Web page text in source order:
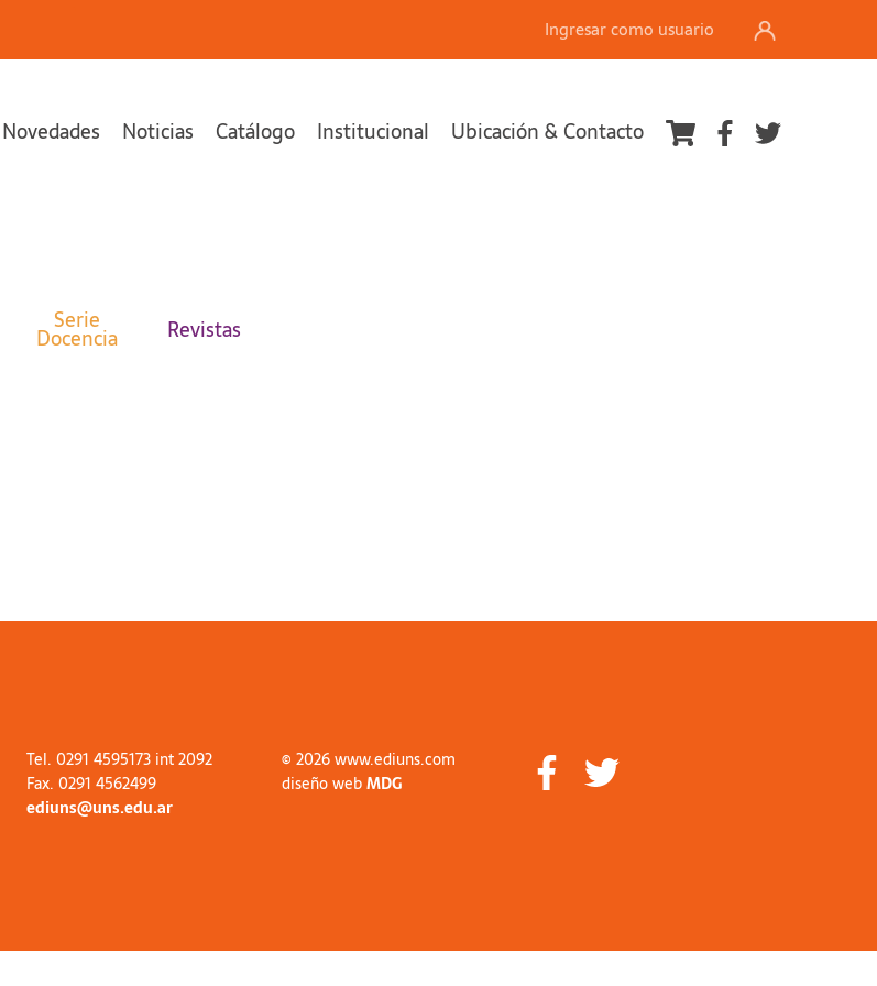
Ingresar como usuario
Novedades Noticias Catálogo Institucional Ubicación & Contacto
Serie
Docencia Revistas
Tel. 0291 4595173 int 2092
Fax. 0291 4562499
ediuns@uns.edu.ar
© 2026 www.ediuns.com
diseño webMDG